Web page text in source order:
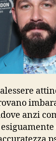
anzi